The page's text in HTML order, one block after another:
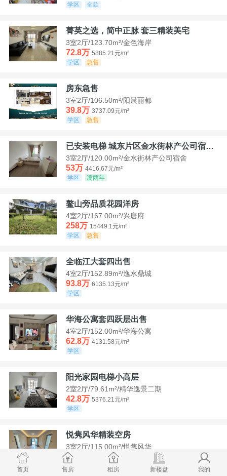
学区
全款
菁英之选，简中正脉 套三精装美宅
3室2厅/123.70m²/金色海岸
72.8万 5885.21元/m²
学区
急售
房东急售
3室2厅/106.50m²/阳晨丽都
39.8万 3737.09元/m²
学区
急售
已安装电梯 城东片区金水街林产公司宿舍套三可看江景
3室2厅/120.00m²/金水街林产公司宿舍
53万 4416.67元/m²
学区
满两年
鳌山旁品质花园洋房
4室2厅/167.00m²/兴唐府
258万 15449.1元/m²
学区
急售
全临江大套四出售
4室2厅/152.89m²/逸水鼎城
93.8万 6135.13元/m²
学区
华海公寓套四跃层出售
4室2厅/152.00m²/华海公寓
62.8万 4131.58元/m²
学区
阳光家园电梯小高层
2室2厅/79.61m²/精华逸景二期
42.8万 5376.21元/m²
学区
悦隽风华精装空房
3室2厅/115.00m²/悦隽风华
95万
8260.87元/m²
学区
首页 售房 租房 新楼盘 我的